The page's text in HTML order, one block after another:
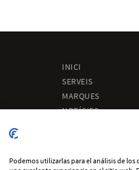
INICI
SERVEIS
MARQUES
NOTÍCIES
Podemos utilizarlas para el análisis de